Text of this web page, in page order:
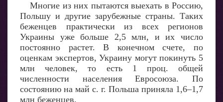
Многие из них пытаются выехать в Россию,
Польшу и другие зарубежные страны. Таких
беженцев практически из всех регионов
Украины уже больше 2,5 млн, и их число
постоянно растет. В конечном счете, по
оценкам экспертов, Украину могут покинуть 5
млн человек, то есть 1 проц. общей
численности населения Евросоюза. По
состоянию на май с. г. Польша приняла 1,6–1,7
млн беженцев.